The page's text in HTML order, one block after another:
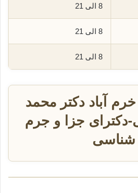
8 الی 21
8 الی 21
8 الی 21
وکیل پایه 1 خرم آباد دکتر محمد
جزا و جرم
شناسی